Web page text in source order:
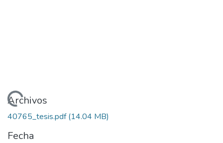
Archivos
40765_tesis.pdf(14.04 MB)
Fecha